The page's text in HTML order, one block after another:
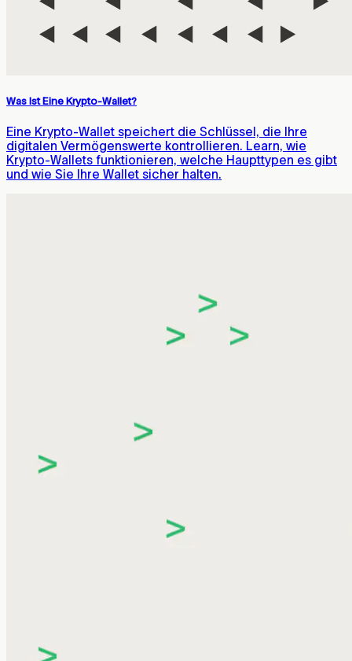
Was Ist Eine Krypto-Wallet?
Eine Krypto-Wallet speichert die Schlüssel, die Ihre
digitalen Vermögenswerte kontrollieren. Learn, wie
Krypto-Wallets funktionieren, welche Haupttypen es gibt
und wie Sie Ihre Wallet sicher halten.